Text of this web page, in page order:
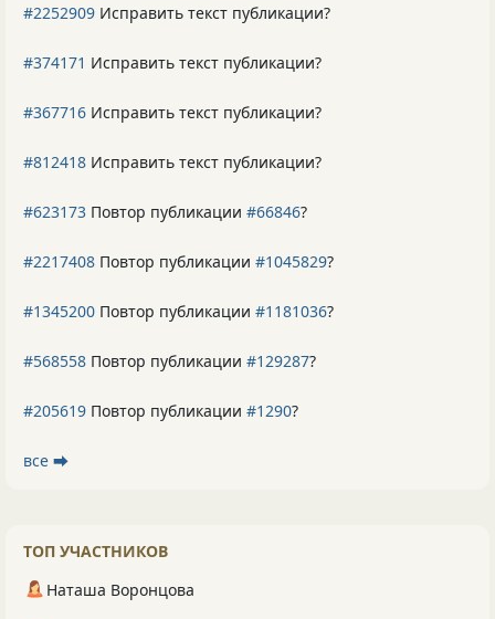
#2252909 Исправить текст публикации?
#374171 Исправить текст публикации?
#367716 Исправить текст публикации?
#812418 Исправить текст публикации?
#623173 Повтор публикации #66846?
#2217408 Повтор публикации #1045829?
#1345200 Повтор публикации #1181036?
#568558 Повтор публикации #129287?
#205619 Повтор публикации #1290?
все ⮕
ТОП УЧАСТНИКОВ
Наташа Воронцова